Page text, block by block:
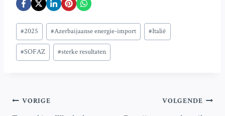
Bericht
tags:
#2025 #Azerbaijaanse energie-import #Italië
#SOFAZ #sterke resultaten
Bericht
VORIGE VOLGENDE